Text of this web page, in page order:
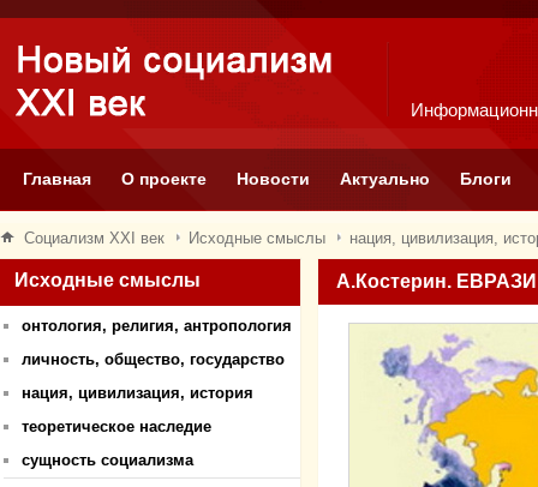
Главная О проекте Новости Актуально Блоги
Социализм XXI век Исходные смыслы нация, цивилизация,
Исходные смыслы
онтология, религия, антропология
личность, общество, государство
нация, цивилизация, история
теоретическое наследие
сущность социализма
А.Костерин.